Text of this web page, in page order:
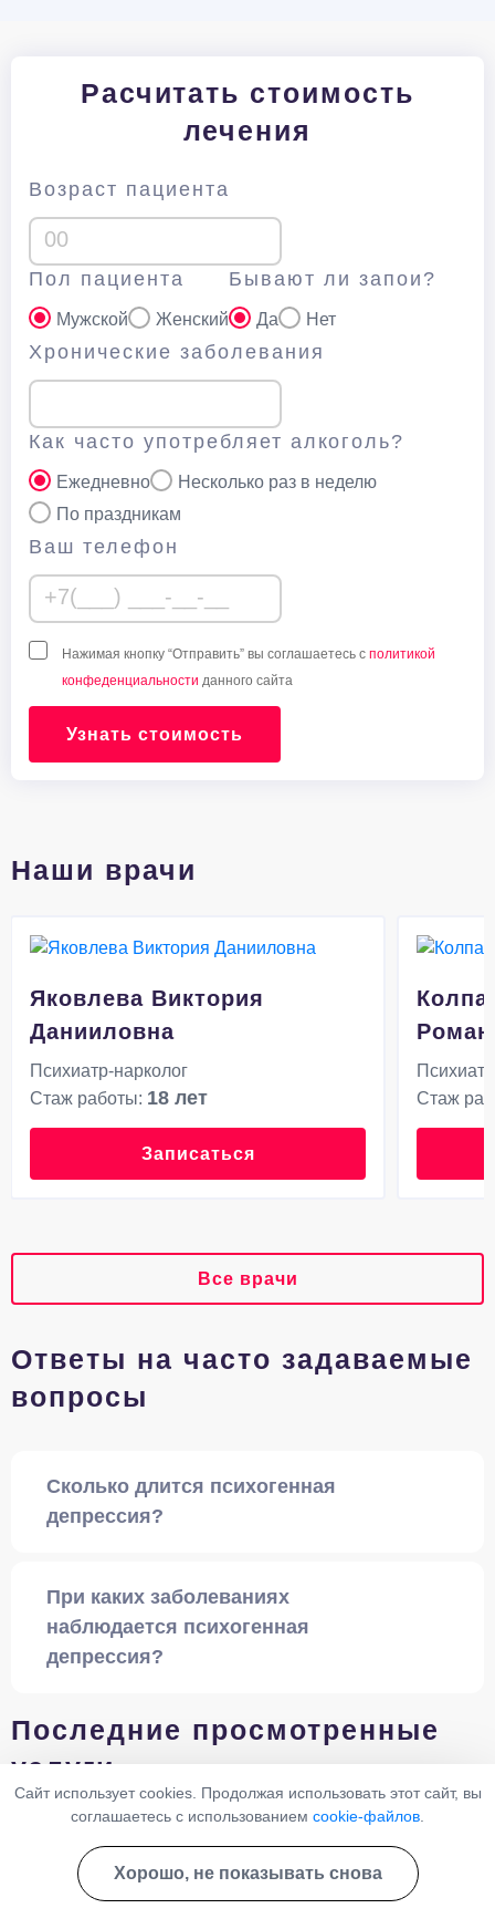
Расчитать стоимость
лечения
Возраст пациента
Пол пациента
Мужской Женский
Бывают ли запои?
Да Нет
Хронические заболевания
Как часто употребляет алкоголь?
Ежедневно
Несколько раз в неделю
По праздникам
Ваш телефон
Нажимая кнопку “Отправить” вы соглашаетесь с политикой
конфеденциальности данного сайта
Узнать стоимость
Наши врачи
Яковлева Виктория
Данииловна
Психиатр-нарколог
Стаж работы: 18 лет
Записаться
Стаж
Все врачи
Ответы на часто задаваемые
вопросы
Сколько длится психогенная
депрессия?
При каких заболеваниях
наблюдается психогенная
депрессия?
Последние просмотренные
услуги
Психастения
Сайт использует cookies. Продолжая использовать этот сайт, вы
соглашаетесь с использованием cookie-файлов
Хорошо, не показывать снова